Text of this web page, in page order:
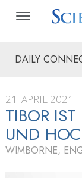
DAILY
21. APRIL 2021
TIBOR
UND
WIMBORNE,